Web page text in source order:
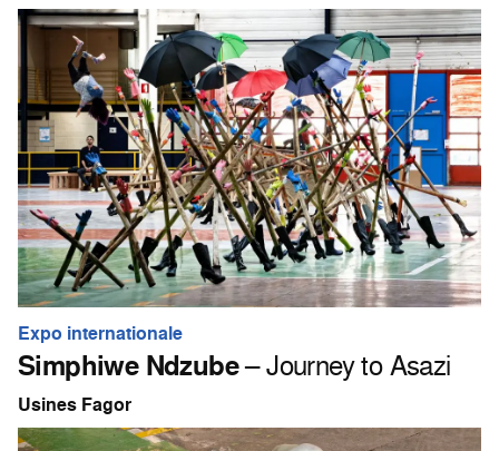
Expo internationale
Simphiwe Ndzube– Journey to Asazi
Usines Fagor